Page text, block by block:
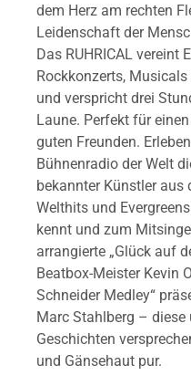
dem Herz am rechten
Leidenschaft der
Das RUHRICAL vereint
Rockkonzerts,
und verspricht drei
Laune. Perfekt für
guten Freunden.
Bühnenradio der Welt
bekannter Künstler aus
Welthits und
kennt und zum
arrangierte „Glück auf
Beatbox-Meister Kevin
Schneider Medley“
Marc Stahlberg – diese
Geschichten
und Gänsehaut pur.